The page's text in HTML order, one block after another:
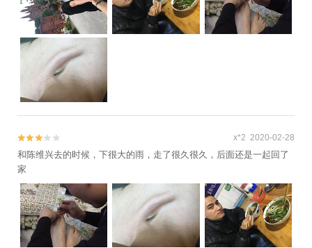

 x*2 2020-02-28
和陈维兴去的时候，下很大的雨，走了很久很久，后面还是一起回了
家